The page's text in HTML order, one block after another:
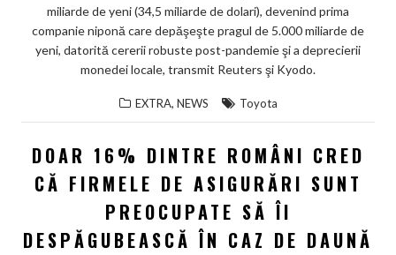
miliarde de yeni (34,5 miliarde de dolari), devenind prima
companie niponă care depăşeşte pragul de 5.000 miliarde de
yeni, datorită cererii robuste post-pandemie şi a deprecierii
monedei locale, transmit Reuters şi Kyodo.
EXTRA, NEWS Toyota
DOAR 16% DINTRE ROMÂNI CRED
CĂ FIRMELE DE ASIGURĂRI SUNT
PREOCUPATE SĂ ÎI
DESPĂGUBEASCĂ ÎN CAZ DE DAUNĂ